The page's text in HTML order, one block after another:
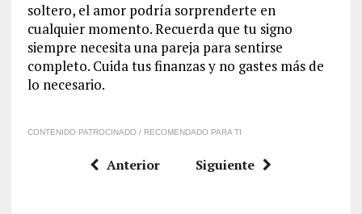
soltero, el amor podría sorprenderte en
cualquier momento. Recuerda que tu signo
siempre necesita una pareja para sentirse
completo. Cuida tus finanzas y no gastes más de
lo necesario.
CONTENIDO PATROCINADO / RECOMENDADO PARA TI
Anterior Siguiente